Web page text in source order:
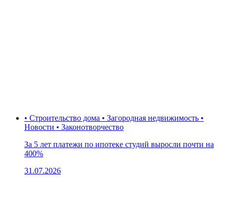
• Строительство дома • Загородная недвижимость •
Новости • Законотворчество
За 5 лет платежи по ипотеке студий выросли почти на
400%
31.07.2026